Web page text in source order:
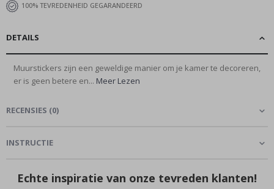
100% TEVREDENHEID GEGARANDEERD
DETAILS
Muurstickers zijn een geweldige manier om je kamer te decoreren,
er is geen betere en... Meer Lezen
RECENSIES (0)
INSTRUCTIE
Echte inspiratie van onze tevreden klanten!